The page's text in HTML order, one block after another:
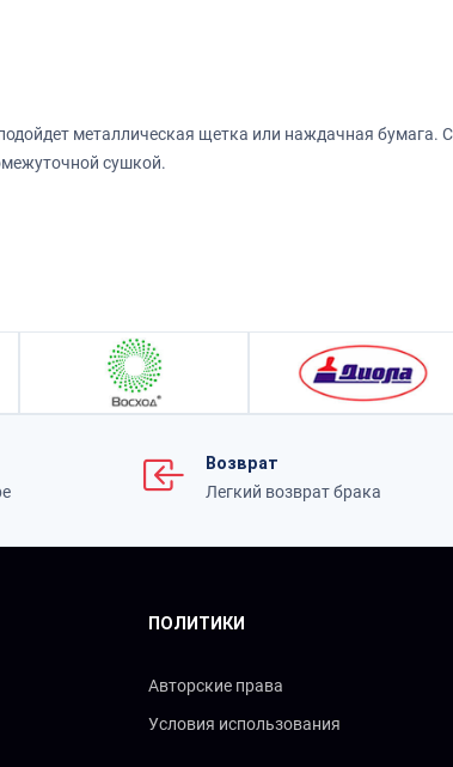
металлическая щетка или наждачная бумага.
сушкой.
Возврат
Легкий возврат брака
ПОЛИТИКИ
Авторские права
Условия использования